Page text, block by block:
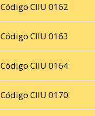
Código CIIU 0162
Código CIIU 0163
Código CIIU 0164
Código CIIU 0170